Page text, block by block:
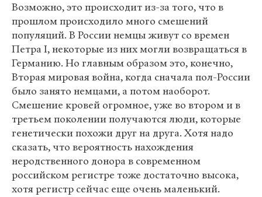
Возможно, это происходит из-за того, что в
прошлом происходило много смешений
популяций. В России немцы живут со времен
Петра I, некоторые из них могли возвращаться в
Германию. Но главным образом это, конечно,
Вторая мировая война, когда сначала пол-России
было занято немцами, а потом наоборот.
Смешение кровей огромное, уже во втором и в
третьем поколении получаются люди, которые
генетически похожи друг на друга. Хотя надо
сказать, что вероятность нахождения
неродственного донора в современном
российском регистре тоже достаточно высока,
хотя регистр сейчас еще очень маленький.